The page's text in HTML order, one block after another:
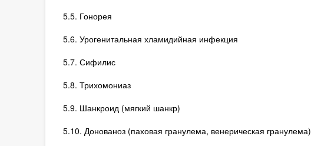
5.5. Гонорея
5.6. Урогенитальная хламидийная инфекция
5.7. Сифилис
5.8. Трихомониаз
5.9. Шанкроид (мягкий шанкр)
5.10. Донованоз (паховая гранулема, венерическая гранулема)